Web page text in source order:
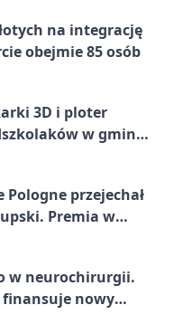
na integrację
obejmie 85 osób
3D i ploter
w gminie
Pologne przejechał
Premia w
w neurochirurgii.
finansuje nowy